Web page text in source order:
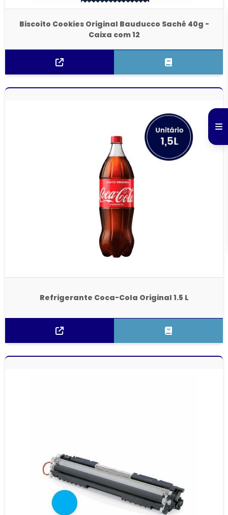
Biscoito Cookies Original Bauducco Sachê 40g -
Caixa com 12
Refrigerante Coca-Cola Original 1.5 L